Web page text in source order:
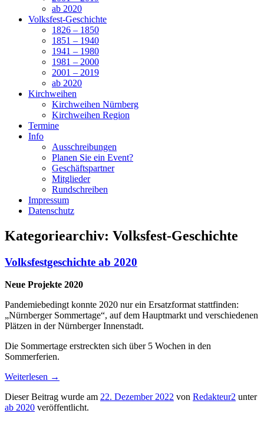
ab 2020
Volksfest-Geschichte
1826 – 1850
1851 – 1940
1941 – 1980
1981 – 2000
2001 – 2019
ab 2020
Kirchweihen
Kirchweihen Nürnberg
Kirchweihen Region
Termine
Info
Ausschreibungen
Planen Sie ein Event?
Geschäftspartner
Mitglieder
Rundschreiben
Impressum
Datenschutz
Kategoriearchiv: Volksfest-Geschichte
Volksfestgeschichte ab 2020
Neue Projekte 2020
Pandemiebedingt konnte 2020 nur ein Ersatzformat stattfinden:
„Nürnberger Sommertage“, auf dem Hauptmarkt und verschiedenen
Plätzen in der Nürnberger Innenstadt.
Die Sommertage erstreckten sich über 5 Wochen in den
Sommerferien.
Weiterlesen →
Dieser Beitrag wurde am 22. Dezember 2022 von Redakteur2 unter
ab 2020 veröffentlicht.